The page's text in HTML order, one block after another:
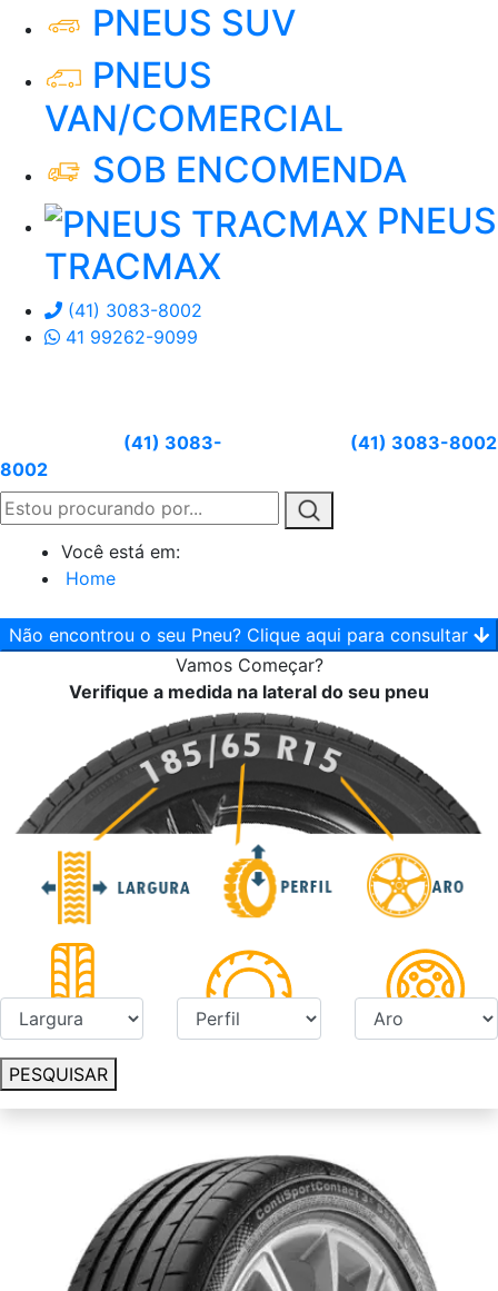
PNEUS SUV
PNEUS
VAN/COMERCIAL
SOB ENCOMENDA
PNEUS
TRACMAX
(41) 3083-8002
41 99262-9099
(41) 3083-
8002
(41) 3083-8002
Você está em:
Home
Não encontrou o seu Pneu? Clique aqui para consultar
Vamos Começar?
Verifique a medida na lateral do seu pneu
PESQUISAR